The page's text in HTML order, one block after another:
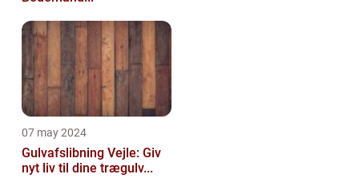
07 may 2024
Gulvafslibning Vejle: Giv
nyt liv til dine trægulv...